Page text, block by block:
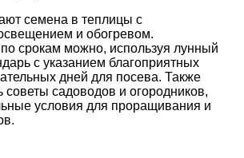
семена в теплицы с
и обогревом.
срокам можно, используя лунный
с указанием благоприятных
дней для посева. Также
советы садоводов и огородников,
условия для проращивания и